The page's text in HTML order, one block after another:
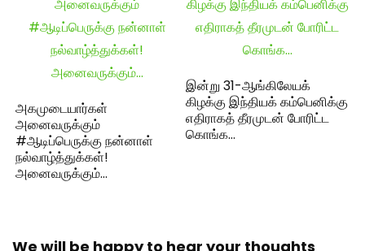
அகமுடையார்கள்
அனைவருக்கும்
#ஆடிப்பெருக்கு நன்னாள்
நல்வாழ்த்துக்கள்!
அனைவருக்கும்…
இன்று 31-ஆங்கிலேயக்
கிழக்கு இந்தியக் கம்பெனிக்கு
எதிராகத் தீரமுடன் போரிட்ட
கொங்க…
We will be happy to hear your thoughts